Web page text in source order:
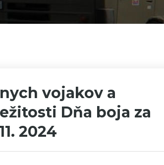
vojakov a
Dňa boja za
2024